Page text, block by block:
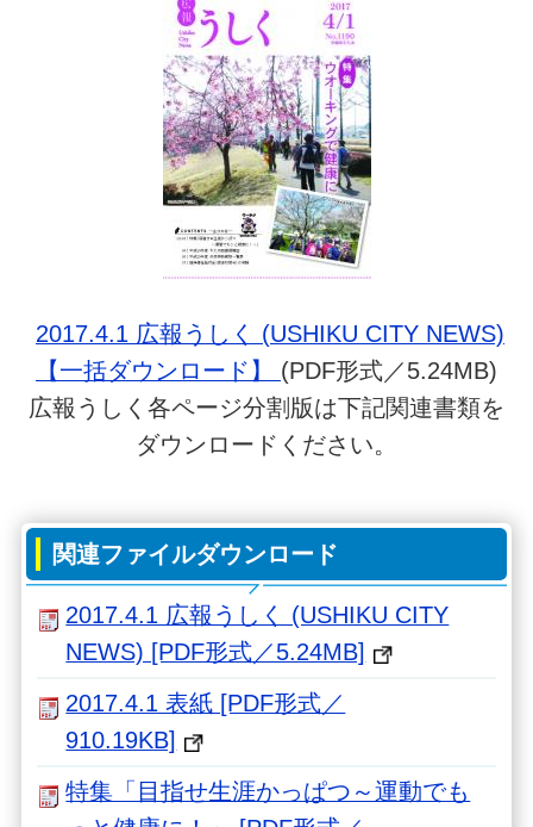
2017.4.1 広報うしく (USHIKU CITY NEWS)
【一括ダウンロード】 (PDF形式／5.24MB)
広報うしく各ページ分割版は下記関連書類を
ダウンロードください。
関連ファイルダウンロード
2017.4.1 広報うしく (USHIKU CITY
NEWS) [PDF形式／5.24MB]
2017.4.1 表紙 [PDF形式／
910.19KB]
特集「目指せ生涯かっぱつ～運動でも